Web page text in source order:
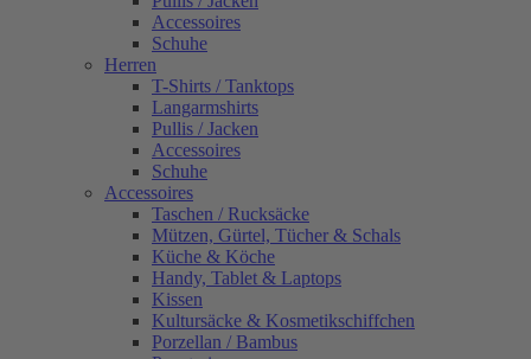
Accessoires
Schuhe
Herren
T-Shirts / Tanktops
Langarmshirts
Pullis / Jacken
Accessoires
Schuhe
Accessoires
Taschen / Rucksäcke
Mützen, Gürtel, Tücher & Schals
Küche & Köche
Handy, Tablet & Laptops
Kissen
Kultursäcke & Kosmetikschiffchen
Porzellan / Bambus